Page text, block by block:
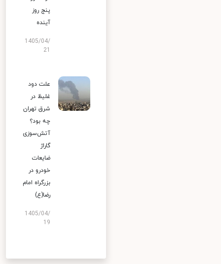
پنج روز
آینده
1405/04/
علت دود
غلیظ در
شرق تهران
چه بود؟
آتش‌سوزی
گاراژ
ضایعات
خودرو در
بزرگراه امام
رضا(ع)
1405/04/
19